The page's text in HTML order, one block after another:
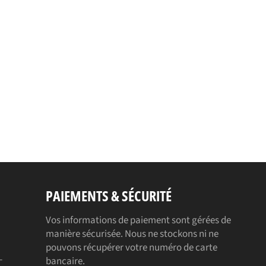
PAIEMENTS & SÉCURITÉ
Vos informations de paiement sont gérées de
manière sécurisée. Nous ne stockons ni ne
pouvons récupérer votre numéro de carte
bancaire.